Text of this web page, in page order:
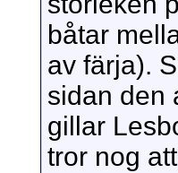
båtar
av färja).
sidan den
gillar
tror nog